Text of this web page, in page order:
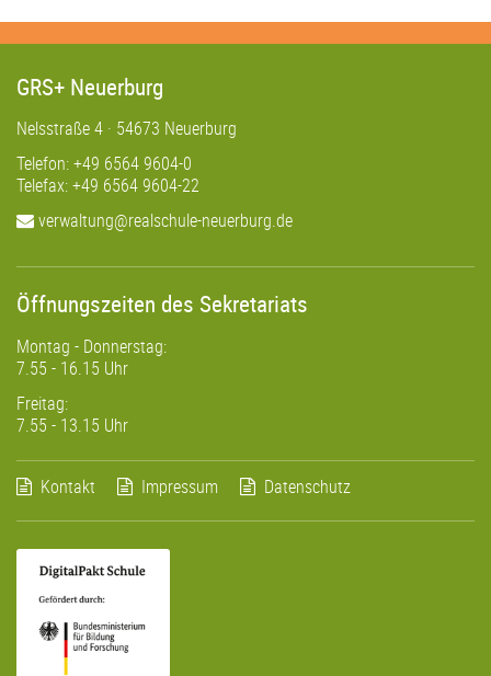
GRS+ Neuerburg
Nelsstraße 4 · 54673 Neuerburg
Telefon: +49 6564 9604-0
Telefax: +49 6564 9604-22
verwaltung@realschule-neuerburg.de
Öffnungszeiten des Sekretariats
Montag - Donnerstag:
7.55 - 16.15 Uhr
Freitag:
7.55 - 13.15 Uhr
Kontakt Impressum Datenschutz